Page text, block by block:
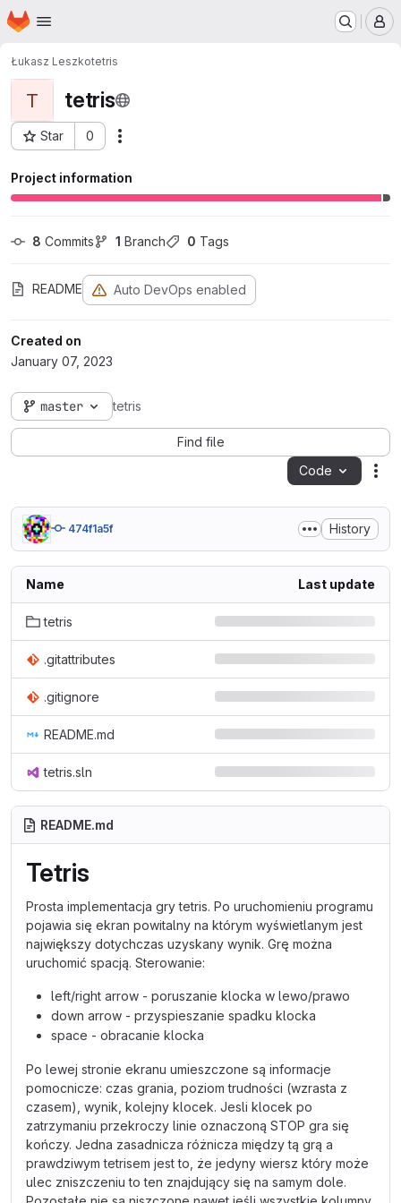
Skip to main content
Homepage
Łukasz Leszkotetris
T tetris
Star 0
Project ID: 546
Project information
8 Commits 1 Branch 0 Tags
README Auto DevOps enabled
Created on
January 07, 2023
master tetris
Find file
Code
474f1a5f History
Name Last update
tetris
.gitattributes
.gitignore
README.md
tetris.sln
README.md
Tetris
Prosta implementacja gry tetris. Po uruchomieniu programu
pojawia się ekran powitalny na którym wyświetlanym jest
największy dotychczas uzyskany wynik. Grę można
uruchomić spacją. Sterowanie:
left/right arrow - poruszanie klocka w lewo/prawo
down arrow - przyspieszanie spadku klocka
space - obracanie klocka
Po lewej stronie ekranu umieszczone są informacje
pomocnicze: czas grania, poziom trudności (wzrasta z
czasem), wynik, kolejny klocek. Jesli klocek po
zatrzymaniu przekroczy linie oznaczoną STOP gra się
kończy. Jedna zasadnicza różnicza między tą grą a
prawdziwym tetrisem jest to, że jedyny wiersz który może
ulec zniszczeniu to ten znajdujący się na samym dole.